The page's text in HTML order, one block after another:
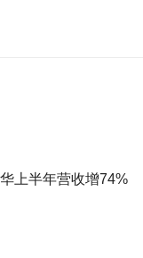
上半年营收增74%